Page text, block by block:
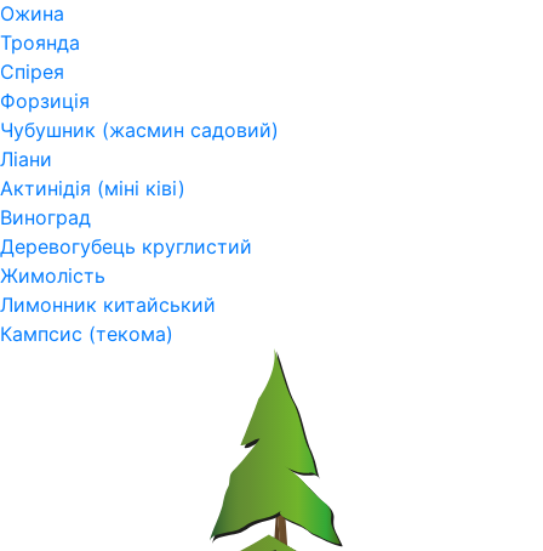
Ожина
Троянда
Спірея
Форзиція
Чубушник (жасмин садовий)
Ліани
Актинідія (міні ківі)
Виноград
Деревогубець круглистий
Жимолість
Лимонник китайський
Кампсис (текома)